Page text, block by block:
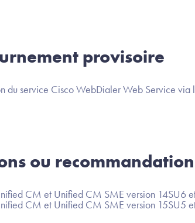
provisoire
du service Cisco WebDialer Web Service
ou
CM et Unified CM SME version 14SU6
CM et Unified CM SME version 15SU5